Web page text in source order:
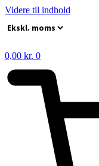
Videre til indhold
0,00 kr. 0